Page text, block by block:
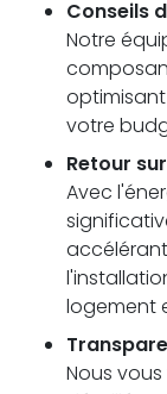
Conseils
Notre
votre
Retour
Avec
logement
Nous